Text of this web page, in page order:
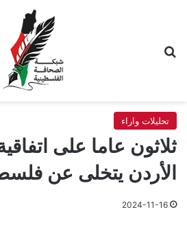
تحليلات واراء
ثلاثون عاما على
الأردن يتخلى عن
2024-11-16